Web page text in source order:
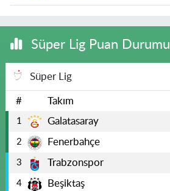
Süper Lig Puan Durumu
Süper Lig
# Takım
1 Galatasaray
2 Fenerbahçe
3 Trabzonspor
4 Beşiktaş